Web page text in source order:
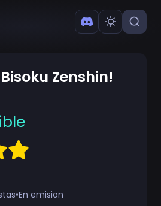
Zenshin!
•En emision